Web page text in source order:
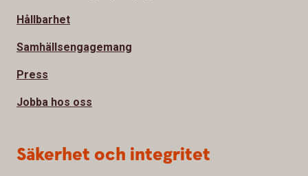
Hållbarhet
Samhällsengagemang
Press
Jobba hos oss
Säkerhet och integritet